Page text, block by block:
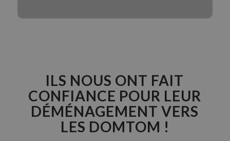
ILS NOUS ONT FAIT
CONFIANCE POUR LEUR
DÉMÉNAGEMENT VERS
LES DOMTOM !